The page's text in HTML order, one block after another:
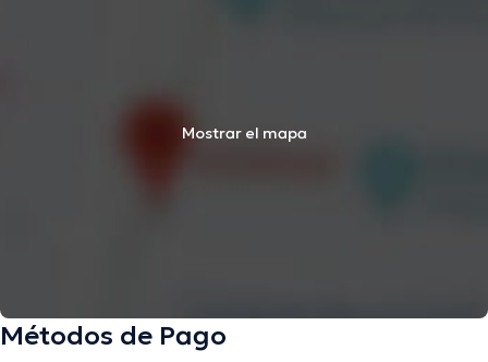
Mostrar el mapa
Métodos de Pago